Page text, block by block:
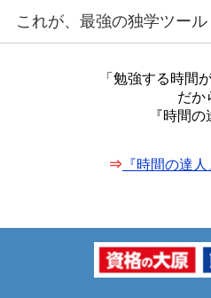
リ
これが、最強の独学ツール
「勉強する時間
だか
『時間の
⇒ 『時間の達